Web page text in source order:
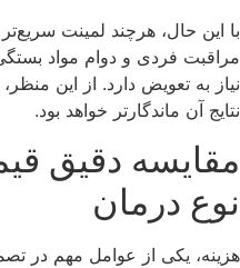
با این حال، هرچند لمینت
نیاز به تعویض دارد. از این
نتایج آن ماندگارتر خواهد بود.
مقایسه دقیق
نوع درمان
هزینه، یکی از عوامل مهم در